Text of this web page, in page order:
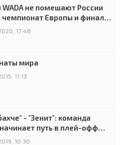
WADA не помешают России
чемпионат Европы и финал
17:48
мира
11:13
- "Зенит": команда
путь в плей-офф
10:30